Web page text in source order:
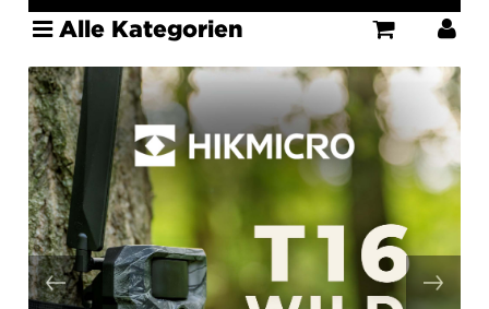
Alle Kategorien